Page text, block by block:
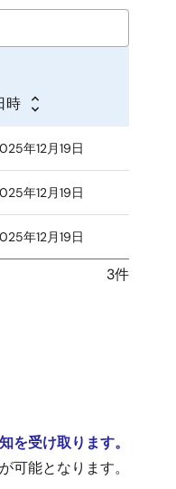
時
年12月19日
年12月19日
年12月19日
3件
を受け取ります。
可能となります。